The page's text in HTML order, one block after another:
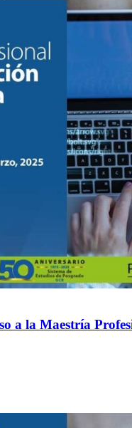
a la Maestría